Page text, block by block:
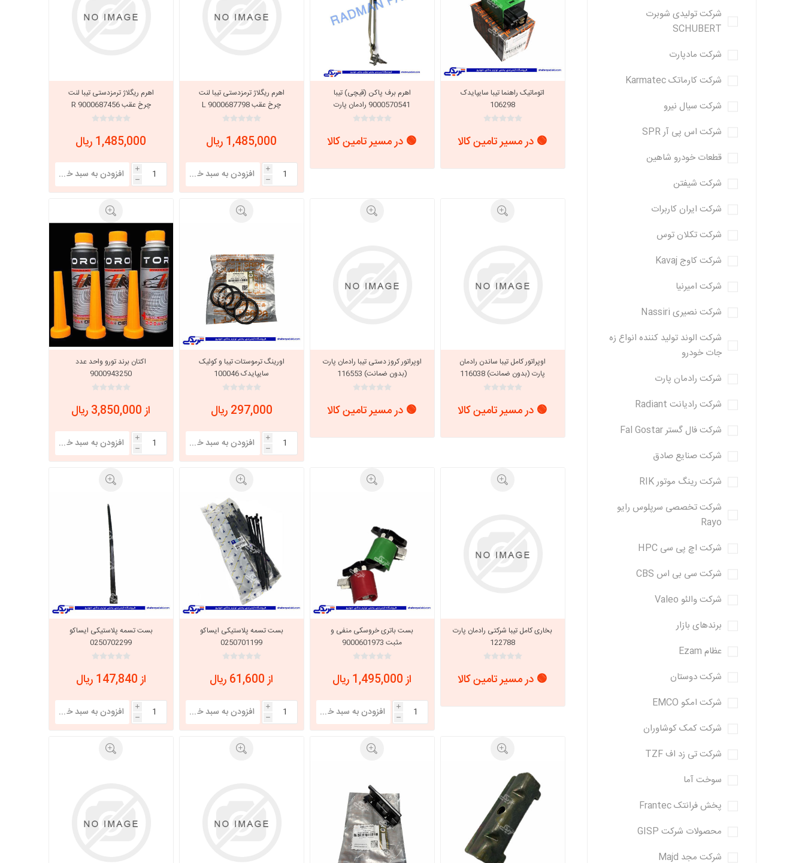
اتوماتیک راهنما تیبا سایپایدک
106298
🟢 در مسیر تامین کالا
اهرم برف پاکن (قیچی) تیبا
9000570541 رادمان پارت
🟢 در مسیر تامین کالا
اهرم ریگلاژ ترمزدستی تیبا لنت
چرخ عقب L 9000687798
1,485,000 ریال
i
h
اهرم ریگلاژ ترمزدستی تیبا لنت
چرخ عقب R 9000687456
1,485,000 ریال
i
h
اوپراتور کامل تیبا ساندن رادمان
پارت (بدون ضمانت) 116038
🟢 در مسیر تامین کالا
اوپراتور کروز دستی تیبا رادمان پارت
(بدون ضمانت) 116553
🟢 در مسیر تامین کالا
اورینگ ترموستات تیبا و کوئیک
سایپایدک 100046
297,000 ریال
i
h
اکتان برند تورو واحد عدد
9000943250
از 3,850,000 ریال
i
h
بخاری کامل تیبا شرکتی رادمان پارت
122788
🟢 در مسیر تامین کالا
بست باتری خروسکی منفی و
مثبت 9000601973
از 1,495,000 ریال
i
h
بست تسمه پلاستیکی ایساکو
0250701199
از 61,600 ریال
i
h
بست تسمه پلاستیکی ایساکو
0250702299
از 147,840 ریال
i
h
شرکت تولیدی شوبرت
SCHUBERT
شرکت مادپارت
شرکت کارماتک Karmatec
شرکت سیال نیرو
شرکت اس پی آر SPR
قطعات خودرو شاهین
شرکت شیفتن
شرکت ایران کاربرات
شرکت تکلان توس
شرکت کاوج Kavaj
شرکت امیرنیا
شرکت نصیری Nassiri
شرکت الوند تولید کننده انواع زه
جات خودرو
شرکت رادمان پارت
شرکت رادیانت Radiant
شرکت فال گستر Fal Gostar
شرکت صنایع صادق
شرکت رینگ موتور RIK
شرکت تخصصی سرپلوس رایو
Rayo
شرکت اچ پی سی HPC
شرکت سی بی اس CBS
شرکت والئو Valeo
برندهای بازار
عظام Ezam
شرکت دوستان
شرکت امکو EMCO
شرکت کمک کوشاوران
شرکت تی زد اف TZF
سوخت آما
پخش فرانتک Frantec
محصولات شرکت GISP
شرکت مجد Majd